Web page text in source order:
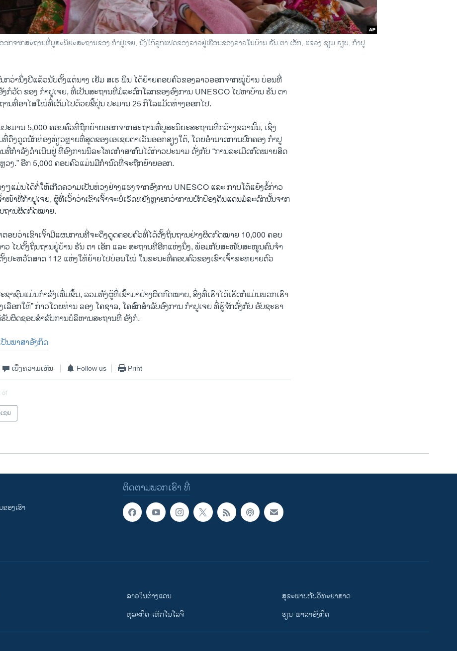
ຈາກ​ສະ​ຖານ​ທີ່​ບູ​ສະ​ນິ​ຍະ​ສະ​ຖານ​ຂອງ ກຳ​ປູ​ເຈຍ, ນັ່ງ​ໃກ້​ລູກ​ແຝດ​ຂອງ​ລາວ​ຢູ່​ເຮືອນ​ຂອງ​ລາວ​ໃນ​ບ້ານ ຣັນ ຕາ ເອັກ, ແຂວງ ຊຽມ ຣຽບ, ກຳ​ປູ​
ກວ່າ​ນຶ່ງ​ປີ​ແລ້ວ​ນັບ​ຕັ້ງ​ແຕ່​ນາງ ເຢັມ ສ​ເຣ ພິນ ໄດ້​ຍ້າຍ​ຄອບ​ຄົວ​ຂອງ​ລາວ​ອອກ​ຈາກ​ໝູ່​ບ້ານ ບ່ອນ​ທີ່​
ງ​ກໍ​ວັດ ຂອງ ກຳ​ປູ​ເຈຍ, ທີ່​ເປັນສະ​ຖານ​ທີ່​ມໍ​ລະ​ດົກ​ໂລກຂອງອົງ​ການ UNESCO ໄປ​ຫາ​ບ້ານ ຣັນ ຕາ
ານ​ທີ່​ອາ​ໄສ​ໃໝ່​ທີ່​ເຕັມ​ໄປ​ດ້ວຍ​ຂີ້​ຝຸ່ນ ປະ​ມານ 25 ກິ​ໂລ​ແມັດຫ່າງ​ອອກ​ໄປ.
ະ​ມານ 5,000 ຄອບ​ຄົວ​ທີ່​ຖືກ​ຍ້າຍ​ອອກຈາກ​ສະ​ຖ​ານ​ທີ່​ບູ​ສະ​ນິ​ຍະ​ສະ​ຖານ​ທີ່ກວ້າງ​ຂວາ​ນັ້ນ, ເຊິ່ງ​
ດຶງ​ດູດ​ນັກ​ທ່ອງ​ທ່ຽວຫຼາຍ​ທີ່​ສຸດ​ຂອງ​ເອ​ເຊຍ​ຕາ​ເວັນ​ອອກ​ສຽງ​ໃຕ້, ໂດຍ​ອຳ​ນາດ​ການ​ປົກ​ຄອງ ກຳ​ປູ​
ນ​ທີ່​ກຳ​ລັງ​ດຳ​ເນີນ​ຢູ່ ທີ່​ອົງ​ການ​ນິ​ລະ​ໂທດ​ກຳ​ສາ​ກົນ​ໄດ້​ກ່າວ​ປະ​ນາມ ດັ່ງ​ກັບ “ການ​ລະ​ເມີດ​ກົດ​ໝາຍ​ສິດ​
ງ.” ອີກ 5,000 ຄອບ​ຄົວ​ແມ່ນ​ມີ​ກຳ​ນົດ​ທີ່​ຈະຖືກ​ຍ້າຍ​ອອກ​.
ໆ​ແມ່​ນ​ໄດ້​ກໍ່​ໃຫ້​ເກີດ​ຄວາມ​ເປັນ​ຫ່ວງ​ຢ່າງ​ແຮງ​ຈາກ​ອົງ​ການ UNESCO ແລະ ການ​ໂຕ້​ແຍ້ງ​ຂໍ້​ກ່າວ​
ໜ້າ​ທີ່​ກຳ​ປູ​ເຈຍ, ຜູ້​ທີ່​ເວົ້າ​ວ່າ​ເຂົາ​ເຈົ້າ​ຈະ​ບໍ່​ເຮັດ​ຫຍັງ​ຫຼາຍກວ່າ​ການ​ປົກ​ປ້ອງ​ດິນ​ແດນ​ມໍ​ລະ​ດົກ​ນັ້ນ​ຈາກ​
ຖານ​ຜິດ​ກົດ​ໝາຍ.
ຕອບ​ວ່າ​ເຂົາ​ເຈົ້າ​ມີ​ແຜນ​ການ​ທີ່​ຈະ​ດຶງ​ດູດ​ຄອບ​ຄົວ​ທີ່​ໄດ້​ຕັ້ງ​ຖິ່ນ​ຖານ​ຢ່າງ​ຜິດ​ກົດ​ໝາຍ 10,000 ຄອບ​
ວ​ ໄປ​ຕັ້​ງ​ຖິ່ນ​ຖານ​ຢູ່​ບ້ານ ຣັນ ຕາ ເອັກ ແລະ ສະ​ຖານ​ທີ່​ອີກ​ແຫ່ງ​ນຶ່ງ, ພ້ອມ​ກັບ​ສະ​ໜັບ​ສະ​ໜູນ​ຄົນ​ຈຳ​
ປະ​ຫວັດ​ສາດ 112 ແຫ່ງ​ໃຫ້​ຍ້າຍໄປ​ບ່ອນ​ໃໝ່ ​ໃນ​ຂະ​ນະ​ທີ່​ຄອບ​ຄົວ​ຂອງ​ເຂົາ​ເຈົ້າ​ຂະ​ຫຍາຍ​ຕົວ
ຊາ​ຊົນ​ແມ່ນ​ກຳ​ລັງ​ເພີ່ມ​ຂຶ້ນ, ລວມ​ທັງ​ຜູ້​ທີ່​ເຂົ້າ​ມາ​ຢ່າງ​ຜິດ​ກົດ​ໝາຍ, ສິ່ງ​ທີ່​ເຮົາ​ໄດ້​ເຮັດ​ກໍ​ແມ່ນ​ພວກ​ເຮົາ​
ລືອກ​ໃຫ້” ກ່າວ​ໂດຍ​ທ່ານ ລອງ ໂຄ​ຊາ​ລ, ໂຄ​ສົກ​ສຳ​ລັບ​ອົງ​ການ ກຳ​ປູ​ເຈຍ ທີ່​ຮູ້​ຈັກ​ດັ່ງ​ກັບ ອັບ​ຊະ​ຣາ
ບ​ຜິດ​ຊອບ​ສຳ​ລັບ​ການ​ບໍ​ລິ​ຫານ​ສະ​ຖານ​ທີ່ ອັງ​ກໍ.
ນ​ພາ​ສາ​ອັງ​ກິດ
ເບິ່ງຄວາມເຫັນ Follow us Print
of
ຊຍ
ຕິດຕາມພວກເຮົາ ທີ່
ອງເຮົາ
ລາວໃນຕ່າງແດນ
ທຸລະກິດ-ເທັກໂນໂລຈີ
ສຸຂະພາບກັບວິທະຍາສາດ
ຮຽນ-ພາສາອັງກິດ